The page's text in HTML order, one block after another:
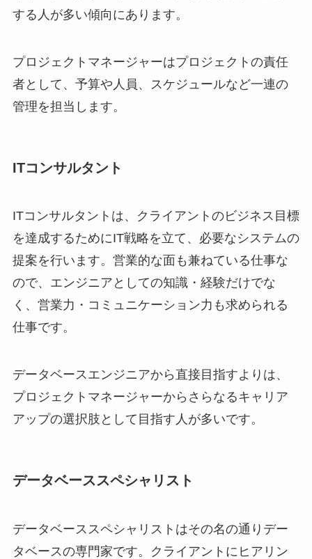
する人が多い傾向にあります。
プロジェクトマネージャーはプロジェクトの責任
者として、予算や人員、スケジュールなど一連の
管理を担当します。
ITコンサルタント
ITコンサルタントは、クライアントのビジネス目標
を達成するためにIT戦略を立て、必要なシステムの
提案を行います。営業的な面も兼ねている仕事な
ので、エンジニアとしての知識・経験だけでな
く、営業力・コミュニケーション力も求められる
仕事です。
データベースエンジニアから直接目指すよりは、
プロジェクトマネージャーからさらなるキャリア
アップの選択肢として目指す人が多いです。
データベーススペシャリスト
データベーススペシャリストはその名の通りデー
タベースの専門家です。クライアントにヒアリン